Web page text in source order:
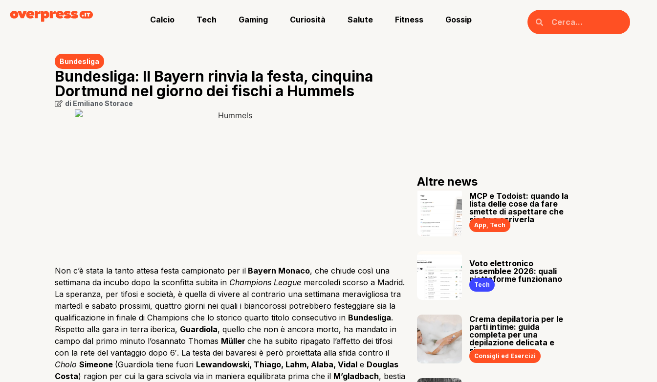
Calcio Tech Gaming Curiosità Salute Fitness Gossip
Bundesliga
Bundesliga: Il Bayern rinvia la festa, cinquina
Dortmund nel giorno dei fischi a Hummels
di Emiliano Storace
Non c’è stata la tanto attesa festa campionato per il Bayern Monaco, che chiude così una
settimana da incubo dopo la sconfitta subita in Champions League mercoledì scorso a Madrid.
La speranza, per tifosi e società, è quella di vivere al contrario una settimana meravigliosa tra
martedì e sabato prossimi, quattro giorni nei quali i biancorossi potrebbero festeggiare sia la
qualificazione in finale di Champions che lo storico quarto titolo consecutivo in Bundesliga.
Rispetto alla gara in terra iberica, Guardiola, quello che non è ancora morto, ha mandato in
campo dal primo minuto l’osannato Thomas Müller che ha subito ripagato l’affetto dei tifosi
con la rete del vantaggio dopo 6′. La testa dei bavaresi è però proiettata alla sfida contro il
Cholo Simeone (Guardiola tiene fuori Lewandowski, Thiago, Lahm, Alaba, Vidal e Douglas
Costa) ragion per cui la gara scivola via in maniera equilibrata prima che il M’gladbach, bestia
Altre news
MCP e Todoist: quando la
lista delle cose da fare
smette di aspettare che
sia tu a scriverla
App, Tech
Voto elettronico
assemblee 2026: quali
piattaforme funzionano
Tech
Crema depilatoria per le
parti intime: guida
completa per una
depilazione delicata e
sicura
Consigli ed Esercizi